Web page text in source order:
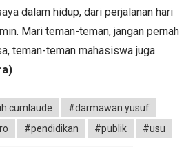
dalam hidup, dari perjalanan hari
Mari teman-teman, jangan pernah
teman-teman mahasiswa juga
cumlaude
#darmawan yusuf
#pendidikan #publik #usu